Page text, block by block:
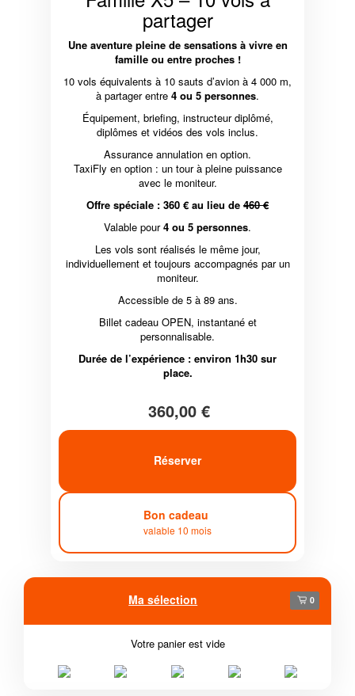
partager
Une aventure pleine de sensations à vivre en
famille ou entre proches !
10 vols équivalents à 10 sauts d’avion à 4 000 m,
à partager entre 4 ou 5 personnes.
Équipement, briefing, instructeur diplômé,
diplômes et vidéos des vols inclus.
Assurance annulation en option.
TaxiFly en option : un tour à pleine puissance
avec le moniteur.
Offre spéciale : 360 € au lieu de 460 €
Valable pour4 ou 5 personnes.
Les vols sont réalisés le même jour,
individuellement et toujours accompagnés par un
moniteur.
Accessible de 5 à 89 ans.
Billet cadeau OPEN, instantané et
personnalisable.
Durée de l’expérience : environ 1h30 sur
place.
360,00 €
Réserver
Bon cadeau
valable 10 mois
Ma sélection 0
Votre panier est vide